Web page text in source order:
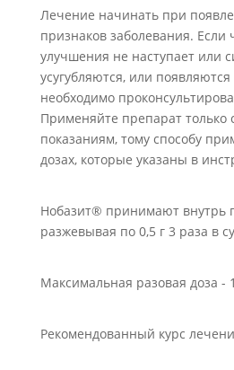
Лечение начинать при
признаков заболевания. Если
улучшения не наступает или
усугубляются, или
необходимо
Применяйте препарат только
показаниям, тому способу
дозах, которые указаны в
Нобазит® принимают внутрь
разжевывая по 0,5 г 3 раза в
Максимальная разовая доза -
Рекомендованный курс